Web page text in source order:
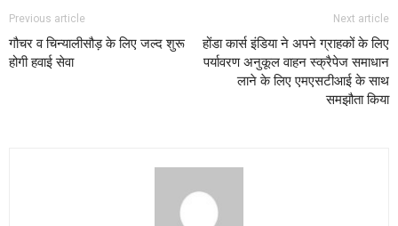
Previous article
गौचर व चिन्यालीसौड़ के लिए जल्द शुरू
होगी हवाई सेवा
Next article
होंडा कार्स इंडिया ने अपने ग्राहकों के लिए
पर्यावरण अनुकूल वाहन स्क्रैपेज समाधान
लाने के लिए एमएसटीआई के साथ
समझौता किया